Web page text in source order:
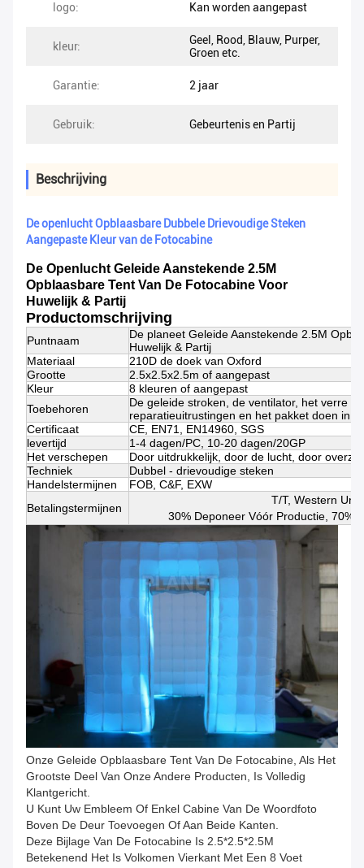
logo: Kan worden aangepast
kleur:
Geel, Rood, Blauw, Purper,
Groen etc.
Garantie: 2 jaar
Gebruik: Gebeurtenis en Partij
Beschrijving
De openlucht Opblaasbare Dubbele Drievoudige Steken
Aangepaste Kleur van de Fotocabine
De Openlucht Geleide Aanstekende 2.5M
Opblaasbare Tent Van De Fotocabine Voor
Huwelijk & Partij
Productomschrijving
Puntnaam
De planeet Geleide Aanstekende 2.5M
Huwelijk & Partij
Materiaal
210D de doek van Oxford
Grootte
2.5x2.5x2.5m of aangepast
Kleur
8 kleuren of aangepast
Toebehoren
De geleide stroken, de ventilator, het verre
reparatieuitrustingen en het pakket doen in
Certificaat
CE, EN71, EN14960, SGS
levertijd
1-4 dagen/PC, 10-20 dagen/20GP
Het verschepen
Door uitdrukkelijk, door de lucht, door
Techniek
Dubbel - drievoudige steken
Handelstermijnen
FOB, C&F, EXW
Betalingstermijnen
T/T, Western
30% Deponeer Vóór Productie, 70%-
Onze Geleide Opblaasbare Tent Van De Fotocabine, Als Het
Grootste Deel Van Onze Andere Producten, Is Volledig
Klantgericht.
U Kunt Uw Embleem Of Enkel Cabine Van De Woordfoto
Boven De Deur Toevoegen Of Aan Beide Kanten.
Deze Bijlage Van De Fotocabine Is 2.5*2.5*2.5M
Betekenend Het Is Volkomen Vierkant Met Een 8 Voet